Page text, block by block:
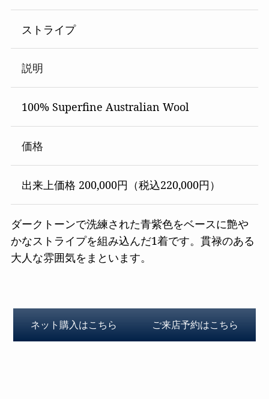
ストライプ
説明
100% Superfine Australian Wool
価格
出来上価格 200,000円（税込220,000円）
ダークトーンで洗練された青紫色をベースに艶や
かなストライプを組み込んだ1着です。貫禄のある
大人な雰囲気をまといます。
ネット購入はこちら ご来店予約はこちら